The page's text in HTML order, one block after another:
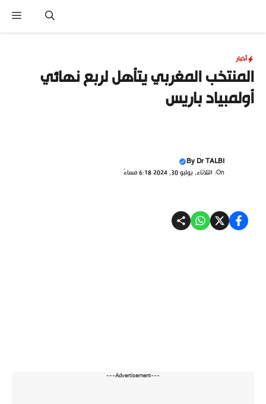
المحتوى
أخبار
المنتخب المغربي يتأهل لربع نهائي
أولمبياد باريس
ByDr TALBI
On: الثلاثاء, يوليو 30, 2024 6:18 مساءً
---Advertisement---